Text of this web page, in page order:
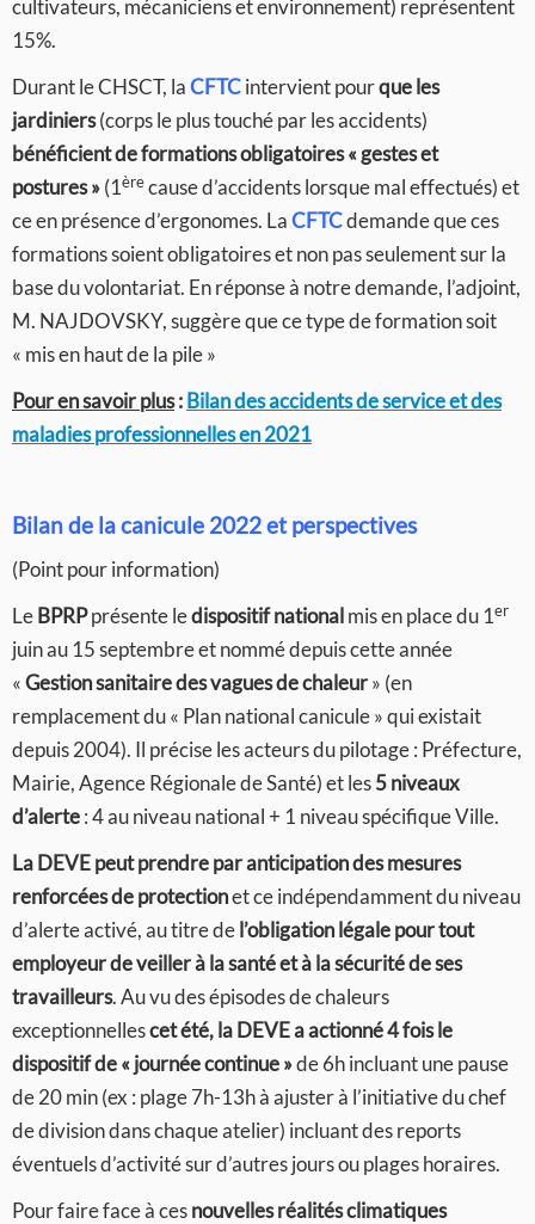
cultivateurs, mécaniciens et environnement) représentent
15%.
Durant le CHSCT, laCFTCintervient pourque les
jardiniers(corps le plus touché par les accidents)
bénéficient de formations obligatoires « gestes et
postures »(1èrecause d’accidents lorsque mal effectués) et
ce en présence d’ergonomes. LaCFTCdemande que ces
formations soient obligatoires et non pas seulement sur la
base du volontariat. En réponse à notre demande, l’adjoint,
M. NAJDOVSKY, suggère que ce type de formation soit
« mis en haut de la pile »
Pour en savoir plus:Bilan des accidents de service et des
maladies professionnelles en 2021
Bilan de la canicule 2022 et perspectives
(Point pour information)
LeBPRPprésente ledispositif nationalmis en place du 1er
juin au 15 septembre et nommé depuis cette année
«Gestion sanitaire des vagues de chaleur» (en
remplacement du « Plan national canicule » qui existait
depuis 2004). Il précise les acteurs du pilotage : Préfecture,
Mairie, Agence Régionale de Santé) et les5 niveaux
d’alerte: 4 au niveau national + 1 niveau spécifique Ville.
La DEVE peut prendre par anticipation des mesures
renforcées de protectionet ce indépendamment du niveau
d’alerte activé, au titre del’obligation légale pour tout
employeur de veiller à la santé et à la sécurité de ses
travailleurs. Au vu des épisodes de chaleurs
exceptionnellescet été, la DEVE a actionné 4 fois le
dispositif de « journée continue »de 6h incluant une pause
de 20 min (ex : plage 7h-13h à ajuster à l’initiative du chef
de division dans chaque atelier) incluant des reports
éventuels d’activité sur d’autres jours ou plages horaires.
Pour faire face à cesnouvelles réalités climatiques